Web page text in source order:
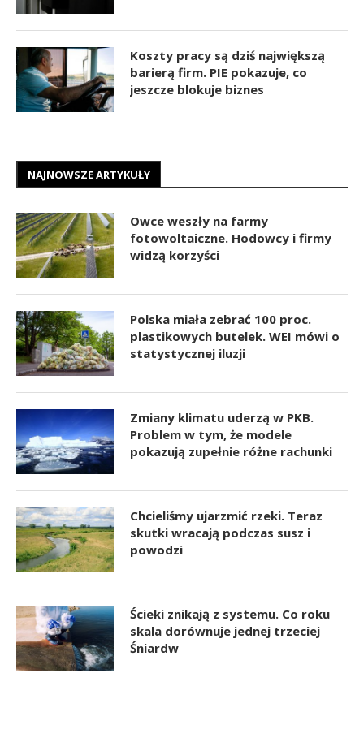
Koszty pracy są dziś największą
barierą firm. PIE pokazuje, co
jeszcze blokuje biznes
NAJNOWSZE ARTYKUŁY
Owce weszły na farmy
fotowoltaiczne. Hodowcy i firmy
widzą korzyści
Polska miała zebrać 100 proc.
plastikowych butelek. WEI mówi o
statystycznej iluzji
Zmiany klimatu uderzą w PKB.
Problem w tym, że modele
pokazują zupełnie różne rachunki
Chcieliśmy ujarzmić rzeki. Teraz
skutki wracają podczas susz i
powodzi
Ścieki znikają z systemu. Co roku
skala dorównuje jednej trzeciej
Śniardw